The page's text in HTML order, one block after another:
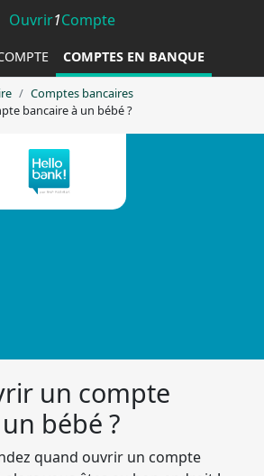
Ouvrir1Compte
COMPTES EN BANQUE
Comptes bancaires
bancaire à un bébé ?
un compte
bébé ?
quand ouvrir un compte